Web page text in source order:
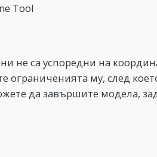
Tool
не са успоредни на
ограниченията му, след
да завършите модела,